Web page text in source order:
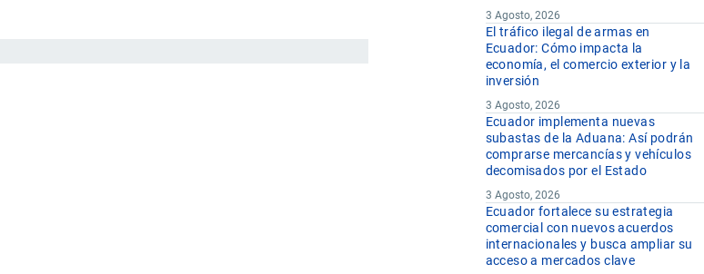
3 Agosto, 2026
El tráfico ilegal de armas en
Ecuador: Cómo impacta la
economía, el comercio exterior y la
inversión
3 Agosto, 2026
Ecuador implementa nuevas
subastas de la Aduana: Así podrán
comprarse mercancías y vehículos
decomisados por el Estado
3 Agosto, 2026
Ecuador fortalece su estrategia
comercial con nuevos acuerdos
internacionales y busca ampliar su
acceso a mercados clave